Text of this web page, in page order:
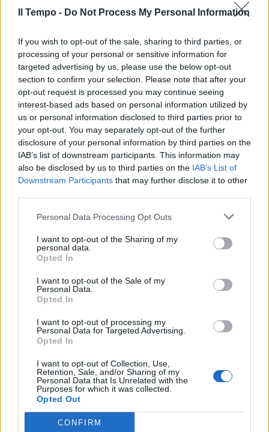
Il Tempo - Do Not Process My Personal Information
If you wish to opt-out of the sale, sharing to third parties, or
processing of your personal or sensitive information for
targeted advertising by us, please use the below opt-out
section to confirm your selection. Please note that after your
opt-out request is processed you may continue seeing
interest-based ads based on personal information utilized by
us or personal information disclosed to third parties prior to
your opt-out. You may separately opt-out of the further
disclosure of your personal information by third parties on the
IAB’s list of downstream participants. This information may
also be disclosed by us to third parties on the IAB’s List of
Downstream Participants that may further disclose it to other
Personal Data Processing Opt Outs
I want to opt-out of the Sharing of my
personal data.
Opted In
I want to opt-out of the Sale of my
Personal Data.
Opted In
I want to opt-out of processing my
Personal Data for Targeted Advertising.
Opted In
I want to opt-out of Collection, Use,
Retention, Sale, and/or Sharing of my
Personal Data that Is Unrelated with the
Purposes for which it was collected.
Opted Out
CONFIRM
Il governo lima il decreto
emergenza: le misure per
l'Emilia Romagna